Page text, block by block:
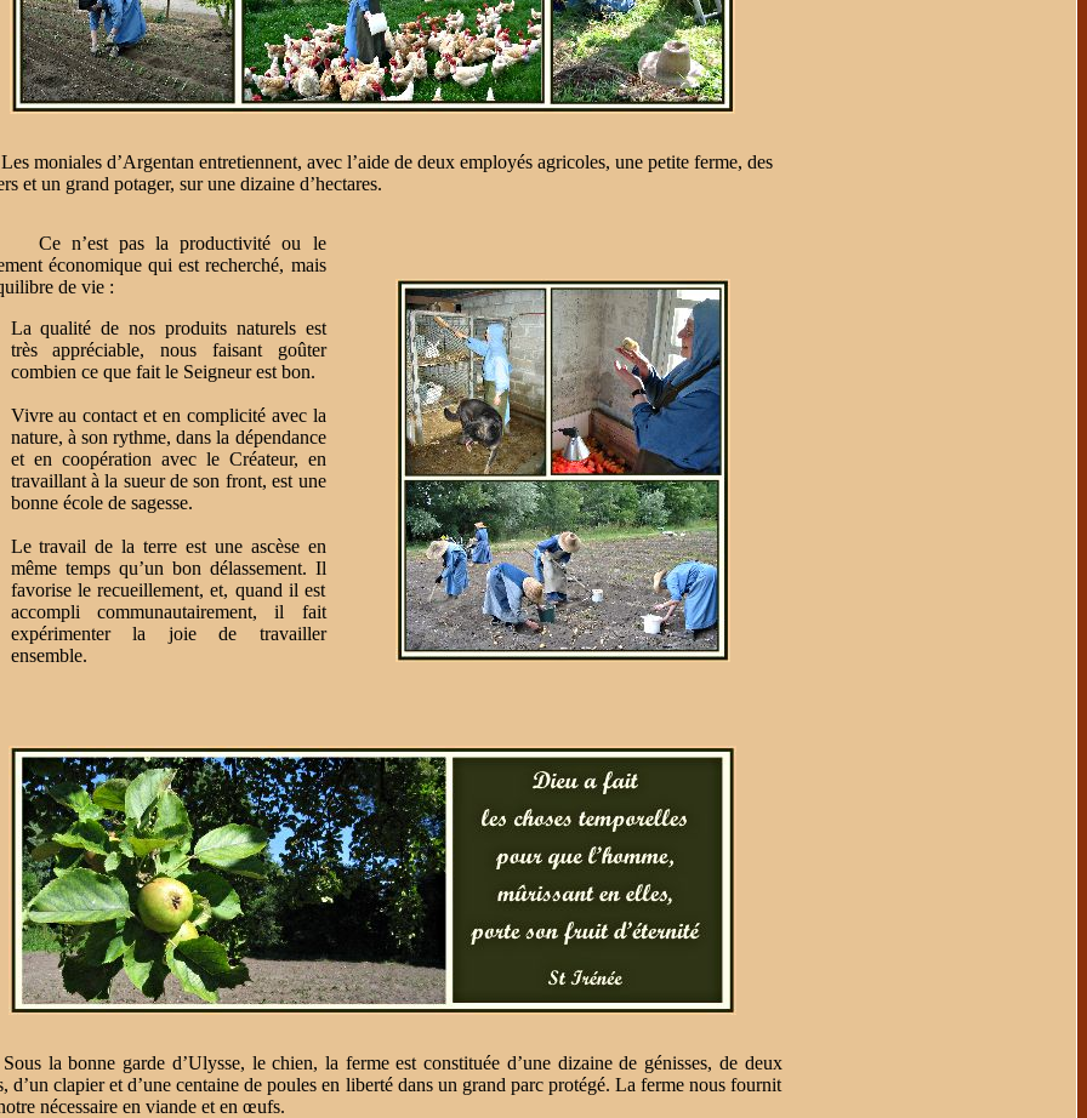
moniales d’Argentan entretiennent, avec l’aide de deux employés agricoles, une petite ferme, des
et un grand potager, sur une dizaine d’hectares.
n’est pas la productivité ou le
économique qui est recherché, mais
de vie :
La qualité de nos produits naturels est
très appréciable, nous faisant goûter
combien ce que fait le Seigneur est bon.
Vivre au contact et en complicité avec la
nature, à son rythme, dans la dépendance
et en coopération avec le Créateur, en
travaillant à la sueur de son front, est une
bonne école de sagesse.
Le travail de la terre est une ascèse en
même temps qu’un bon délassement. Il
favorise le recueillement, et, quand il est
accompli communautairement, il fait
expérimenter la joie de travailler
ensemble.
la bonne garde d’Ulysse, le chien, la ferme est constituée d’une dizaine de génisses, de deux
d’un clapier et d’une centaine de poules en liberté dans un grand parc protégé. La ferme nous fournit
nécessaire en viande et en œufs.